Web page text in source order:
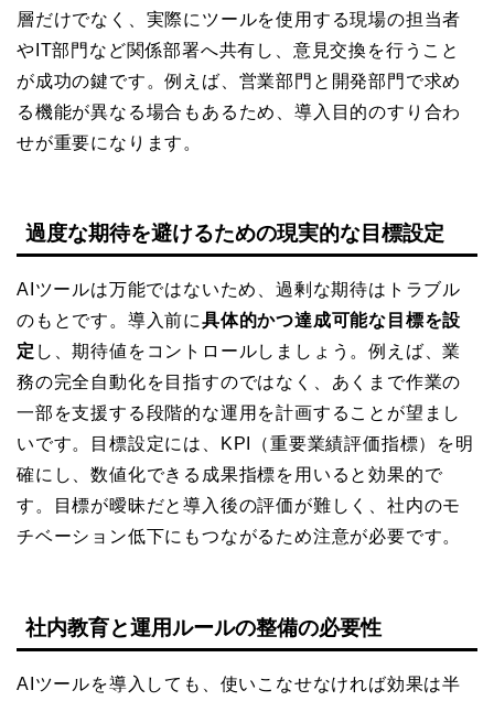
層だけでなく、実際にツールを使用する現場の担当者
やIT部門など関係部署へ共有し、意見交換を行うこと
が成功の鍵です。例えば、営業部門と開発部門で求め
る機能が異なる場合もあるため、導入目的のすり合わ
せが重要になります。
過度な期待を避けるための現実的な目標設定
AIツールは万能ではないため、過剰な期待はトラブル
のもとです。導入前に具体的かつ達成可能な目標を設
定 し、期待値をコントロールしましょう。例えば、業
務の完全自動化を目指すのではなく、あくまで作業の
一部を支援する段階的な運用を計画することが望まし
いです。目標設定には、KPI（重要業績評価指標）を明
確にし、数値化できる成果指標を用いると効果的で
す。目標が曖昧だと導入後の評価が難しく、社内のモ
チベーション低下にもつながるため注意が必要です。
社内教育と運用ルールの整備の必要性
AIツールを導入しても、使いこなせなければ効果は半